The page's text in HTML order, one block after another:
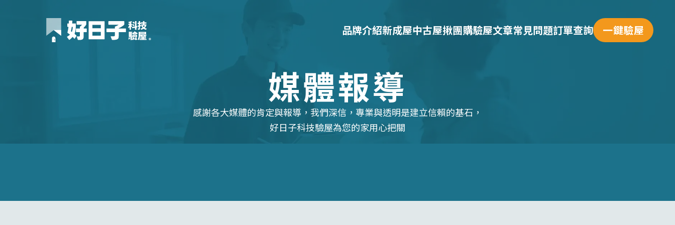
品牌介紹新成屋中古屋揪團購驗屋文章常見問題訂單查詢 一鍵驗屋
媒體報導
感謝各大媒體的肯定與報導，我們深信，專業與透明是建立信賴的基石，
好日子科技驗屋為您的家用心把關